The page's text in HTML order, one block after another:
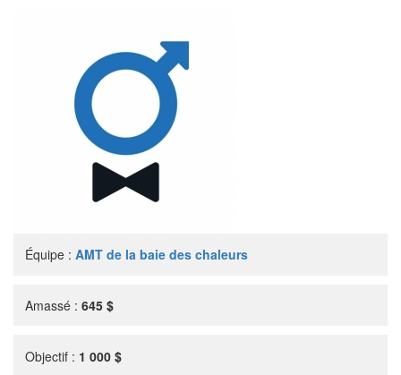
Équipe :AMT de la baie des chaleurs
Amassé :645 $
Objectif : 1 000 $